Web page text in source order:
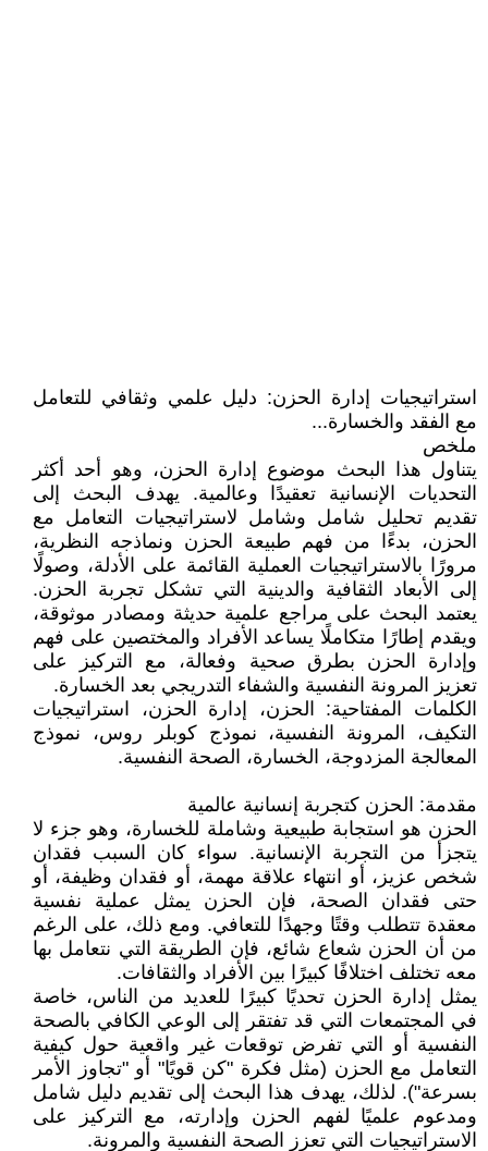
استراتيجيات إدارة الحزن: دليل علمي وثقافي للتعامل
مع الفقد والخسارة...
ملخص
يتناول هذا البحث موضوع إدارة الحزن، وهو أحد أكثر
التحديات الإنسانية تعقيدًا وعالمية. يهدف البحث إلى
تقديم تحليل شامل وشامل لاستراتيجيات التعامل مع
الحزن، بدءًا من فهم طبيعة الحزن ونماذجه النظرية،
مرورًا بالاستراتيجيات العملية القائمة على الأدلة، وصولًا
إلى الأبعاد الثقافية والدينية التي تشكل تجربة الحزن.
يعتمد البحث على مراجع علمية حديثة ومصادر موثوقة،
ويقدم إطارًا متكاملًا يساعد الأفراد والمختصين على فهم
وإدارة الحزن بطرق صحية وفعالة، مع التركيز على
تعزيز المرونة النفسية والشفاء التدريجي بعد الخسارة.
الكلمات المفتاحية: الحزن، إدارة الحزن، استراتيجيات
التكيف، المرونة النفسية، نموذج كوبلر روس، نموذج
المعالجة المزدوجة، الخسارة، الصحة النفسية.
مقدمة: الحزن كتجربة إنسانية عالمية
الحزن هو استجابة طبيعية وشاملة للخسارة، وهو جزء لا
يتجزأ من التجربة الإنسانية. سواء كان السبب فقدان
شخص عزيز، أو انتهاء علاقة مهمة، أو فقدان وظيفة، أو
حتى فقدان الصحة، فإن الحزن يمثل عملية نفسية
معقدة تتطلب وقتًا وجهدًا للتعافي. ومع ذلك، على الرغم
من أن الحزن شعاع شائع، فإن الطريقة التي نتعامل بها
معه تختلف اختلافًا كبيرًا بين الأفراد والثقافات.
يمثل إدارة الحزن تحديًا كبيرًا للعديد من الناس، خاصة
في المجتمعات التي قد تفتقر إلى الوعي الكافي بالصحة
النفسية أو التي تفرض توقعات غير واقعية حول كيفية
التعامل مع الحزن (مثل فكرة "كن قويًا" أو "تجاوز الأمر
بسرعة"). لذلك، يهدف هذا البحث إلى تقديم دليل شامل
ومدعوم علميًا لفهم الحزن وإدارته، مع التركيز على
الاستراتيجيات التي تعزز الصحة النفسية والمرونة.